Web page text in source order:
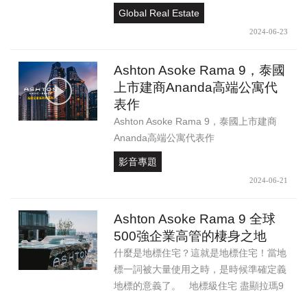
Global Real Estate
2024-06-23
Ashton Asoke Rama 9，泰國
上市建商Ananda高端公寓代
表作
Ashton Asoke Rama 9，泰國上市建商
Ananda高端公寓代表作
影音專題
2024-06-21
Ashton Asoke Rama 9 全球
500強企業高管的棲身之地
什麼是地標住宅？這就是地標住宅！當地
標一詞被大量使用之時，是時候準確定義
地標的意義了。 地標級住宅 盡顯拉瑪9